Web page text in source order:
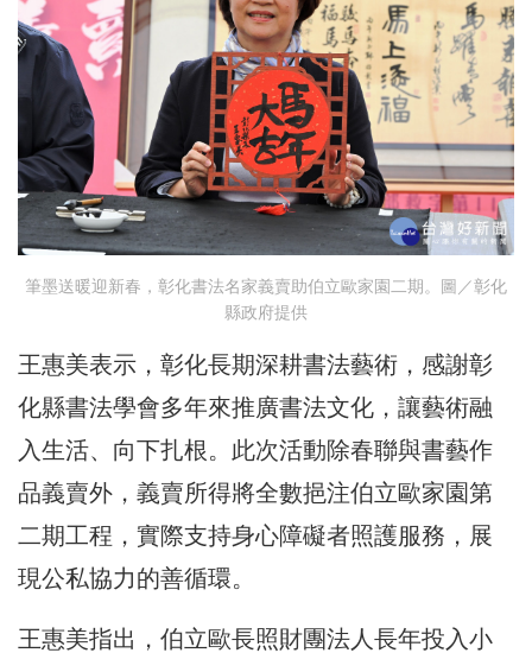
筆墨送暖迎新春，彰化書法名家義賣助伯立歐家園二期。圖／彰化
縣政府提供
王惠美表示，彰化長期深耕書法藝術，感謝彰
化縣書法學會多年來推廣書法文化，讓藝術融
入生活、向下扎根。此次活動除春聯與書藝作
品義賣外，義賣所得將全數挹注伯立歐家園第
二期工程，實際支持身心障礙者照護服務，展
現公私協力的善循環。
王惠美指出，伯立歐長照財團法人長年投入小